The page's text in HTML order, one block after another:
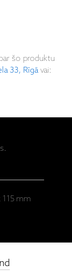
šo produktu
33, Rīgāvai:
115 mm